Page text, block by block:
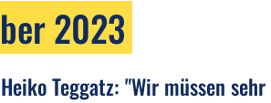
2023
Heiko Teggatz: "Wir müssen